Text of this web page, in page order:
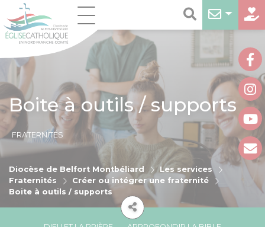
Boite à outils / supports
FRATERNITÉS
Diocèse de Belfort Montbéliard
Les services
Fraternités
Créer ou intégrer une fraternité
Boite à outils / supports